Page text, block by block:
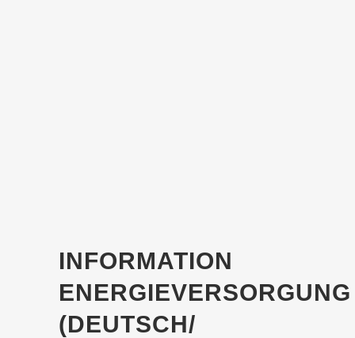
INFORMATION
ENERGIEVERSORGUNG
(DEUTSCH/